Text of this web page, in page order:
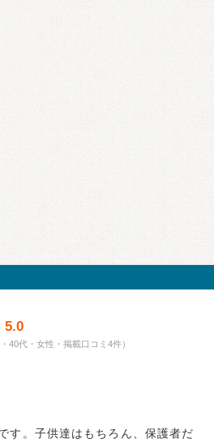
5.0
40代・女性・掲載口コミ4件）
す。子供達はもちろん、保護者だ